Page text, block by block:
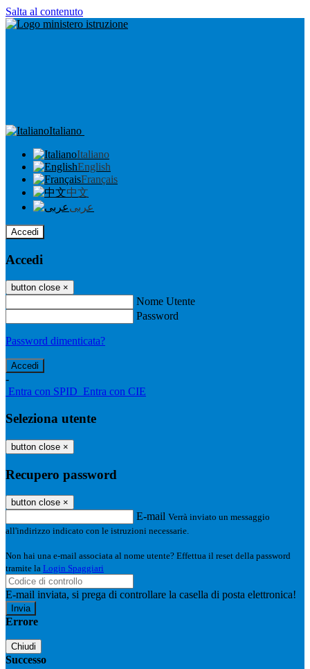
Salta al contenuto
Italiano
Italiano
English
Français
中文
عربى
Accedi
Accedi
button close ×
Nome Utente
Password
Password dimenticata?
-
Entra con SPID Entra con CIE
Seleziona utente
button close ×
Recupero password
button close ×
E-mail Verrà inviato un messaggio
all'indirizzo indicato con le istruzioni necessarie.
Non hai una e-mail associata al nome utente? Effettua il reset della password
tramite la Login Spaggiari
E-mail inviata, si prega di controllare la casella di posta elettronica!
Errore
Chiudi
Successo